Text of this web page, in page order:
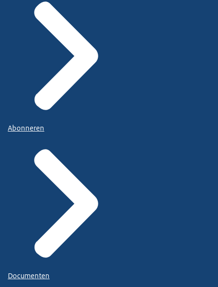
Abonneren
Documenten